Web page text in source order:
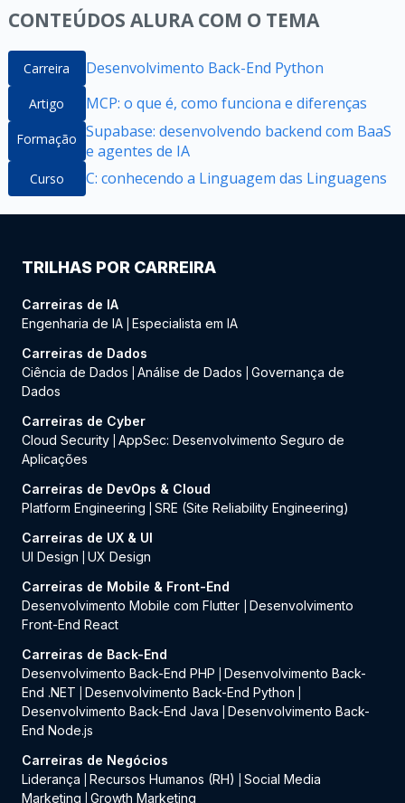
CONTEÚDOS ALURA COM O TEMA
Carreira Desenvolvimento Back-End Python
Artigo MCP: o que é, como funciona e diferenças
Formação Supabase: desenvolvendo backend com BaaS
e agentes de IA
Curso C: conhecendo a Linguagem das Linguagens
TRILHAS POR CARREIRA
Carreiras de IA
Engenharia de IA Especialista em IA
Carreiras de Dados
Ciência de Dados
Análise de Dados
Governança de
Dados
Carreiras de Cyber
Cloud Security AppSec: Desenvolvimento Seguro de
Aplicações
Carreiras de DevOps & Cloud
Platform Engineering
SRE (Site Reliability Engineering)
Carreiras de UX & UI
UI Design
UX Design
Carreiras de Mobile & Front-End
Desenvolvimento Mobile com Flutter
Desenvolvimento
Front-End React
Carreiras de Back-End
Desenvolvimento Back-End PHP
Desenvolvimento Back-
End .NET
Desenvolvimento Back-End Python
Desenvolvimento Back-End Java
Desenvolvimento Back-
End Node.js
Carreiras de Negócios
Liderança
Recursos Humanos (RH)
Social Media
Marketing
Growth Marketing